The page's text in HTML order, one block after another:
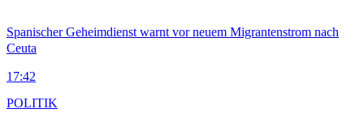
Spanischer Geheimdienst warnt vor neuem Migrantenstrom nach
Ceuta
17:42
POLITIK